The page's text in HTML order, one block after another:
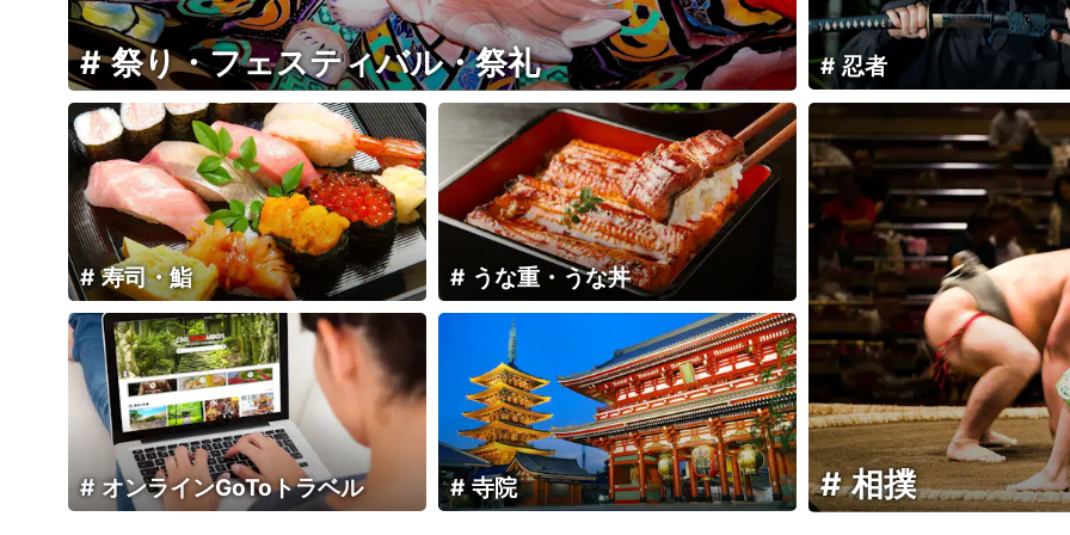
祭り・フェスティバル・祭礼 忍者
相撲
うな重・うな丼
寿司・鮨
寺院
オンラインGoToトラベル